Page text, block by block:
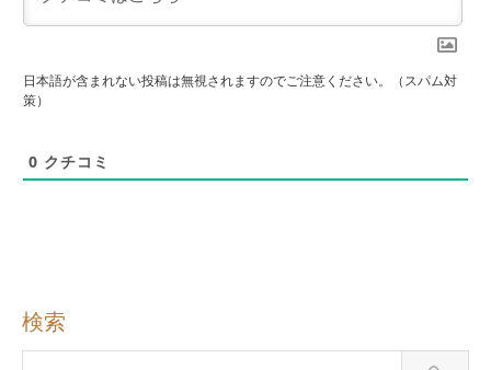
日本語が含まれない投稿は無視されますのでご注意ください。（スパム対
策）
0 クチコミ
検索